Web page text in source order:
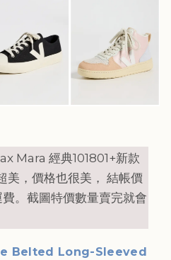
Mara 經典101801+新款
美，價格也很美， 結帳價
。截圖特價數量賣完就會
Belted Long-Sleeved